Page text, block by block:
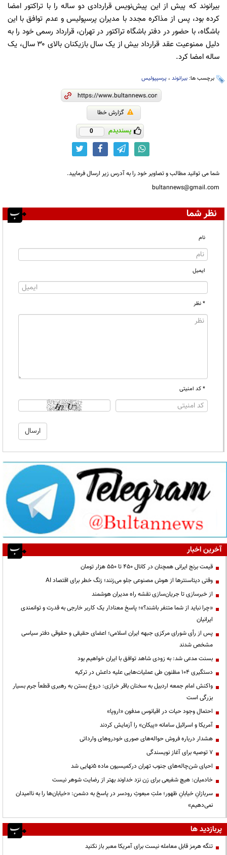
بیرانوند که پیش از این پیش‌نویس قراردادی دو ساله را با تراکتور امضا
کرده بود، پس از مذاکره مجدد با مدیران پرسپولیس و عدم توافق با این
باشگاه، با حضور در دفتر باشگاه تراکتور در تهران، قرارداد رسمی خود را به
دلیل ممنوعیت عقد قرارداد بیش از یک سال بازیکنان بالای ۳۰ سال، یک
ساله‌ امضا کرد.
برچسب ها: بیرانوند ، پرسپپولیس
گزارش خطا
پسندیدم 0
شما می توانید مطالب و تصاویر خود را به آدرس زیر ارسال فرمایید.
bultannews@gmail.com
نظر شما
نام
ایمیل
* نظر
* کد امنیتی
آخرین اخبار
قیمت‌ برنج ایرانی همچنان در کانال ۴۵۰ تا ۵۵۰ هزار تومان
وقتی دیتاسنترها از هوش مصنوعی جلو می‌زنند؛ زنگ خطر برای اقتصاد AI
از خبرسازی تا جریان‌سازی نقشه راه مدیران هوشمند
«چرا نباید از شما متنفر باشند؟»؛ پاسخ معنادار یک کاربر خارجی به قدرت و توانمندی
ایرانیان
پس از رأی شورای مرکزی جبهه ایران اسلامی؛ اعضای حقیقی و حقوقی دفتر سیاسی
مشخص شدند
بسنت مدعی شد: به زودی شاهد توافق با ایران خواهیم بود
دستگیری ۱۰۴ مظنون طی عملیات‌هایی علیه داعش در ترکیه
واکنش امام جمعه اردبیل به سخنان باقر خرازی: دروغ بستن به رهبری قطعاً جرم بسیار
بزرگی است
احتمال وجود حیات در اقیانوس مدفون «اروپا»
آمریکا و اسرائیل سامانه «پیکان» را آزمایش کردند
هشدار درباره فروش حواله‌های صوری خودروهای وارداتی
۷ توصیه برای آغاز نویسندگی
احیای شن‌چاله‌های جنوب تهران درکمیسیون ماده ۵نهایی شد
خادمیان: هیچ شفیعی برای زن نزد خداوند بهتر از رضایت شوهر نیست
سربازانِ خیابانِ ظهور؛ ملتِ مبعوثِ رودسر در پاسخ به دشمن: «خیابان‌ها را به ناامیدان
نمی‌دهیم»
پربازدید ها
تنگه هرمز قابل معامله نیست برای آمریکا معبر باز نکنید